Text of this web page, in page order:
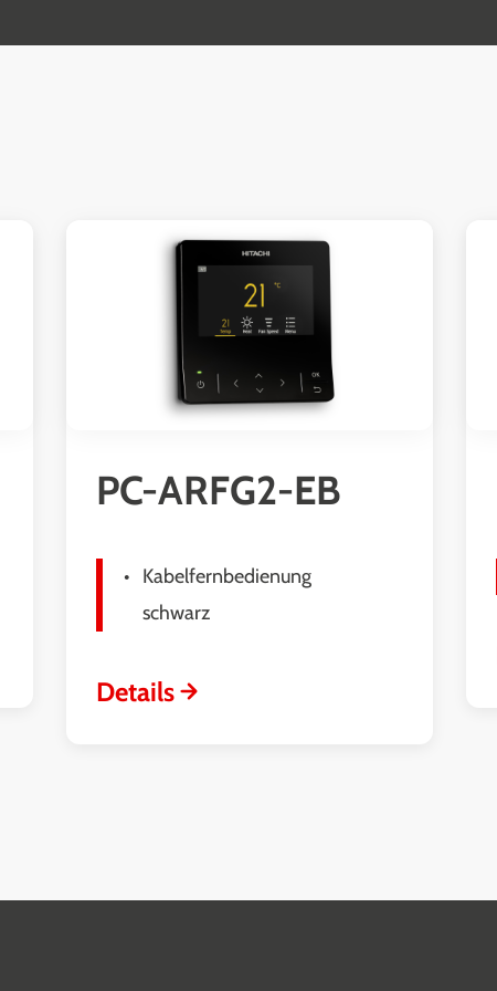
PC-ARFG2-EB
Kabelfernbedienung
schwarz
Details